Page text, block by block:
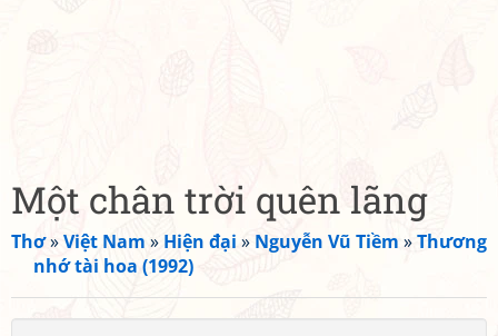
Một chân trời quên lãng
Thơ»Việt Nam » Hiện đại » Nguyễn Vũ Tiềm »Thương
nhớ tài hoa (1992)